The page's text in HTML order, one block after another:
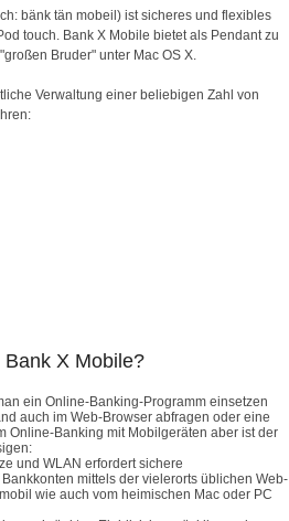
bänk tän mobeil) ist sicheres und flexibles
touch. Bank X Mobile bietet als Pendant zu
Bruder" unter Mac OS X.
Verwaltung einer beliebigen Zahl von
X Mobile?
ein Online-Banking-Programm einsetzen
auch im Web-Browser abfragen oder eine
Online-Banking mit Mobilgeräten aber ist der
und WLAN erfordert sichere
mittels der vielerorts üblichen Web-
wie auch vom heimischen Mac oder PC